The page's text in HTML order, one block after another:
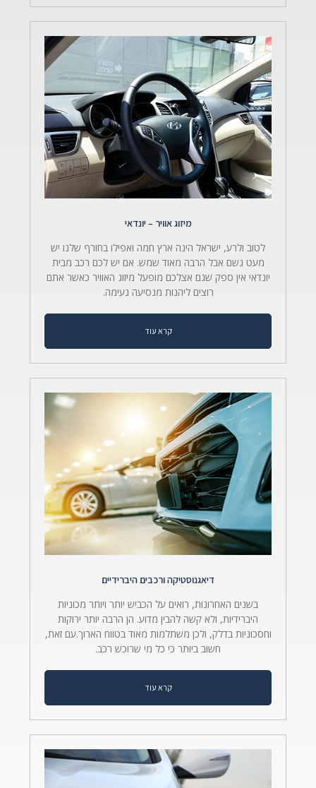
מיזוג אוויר – יונדאי​
לטוב ולרע, ישראל הינה ארץ חמה ואפילו בחורף שלנו יש
מעט גשם אבל הרבה מאוד שמש. אם יש לכם רכב מבית
יונדאי אין ספק שגם אצלכם מופעל מיזוג האוויר כאשר אתם
רוצים ליהנות מנסיעה נעימה.
קרא עוד
דיאגנוסטיקה ורכבים היברידיים
בשנים האחרונות, רואים על הכביש יותר ויותר מכוניות
היברידיות, ולא קשה להבין מדוע. הן הרבה יותר ירוקות
וחסכוניות בדלק, ולכן משתלמות מאוד בטווח הארוך.עם זאת,
חשוב ביותר כי כל מי שרוכש רכב.
קרא עוד